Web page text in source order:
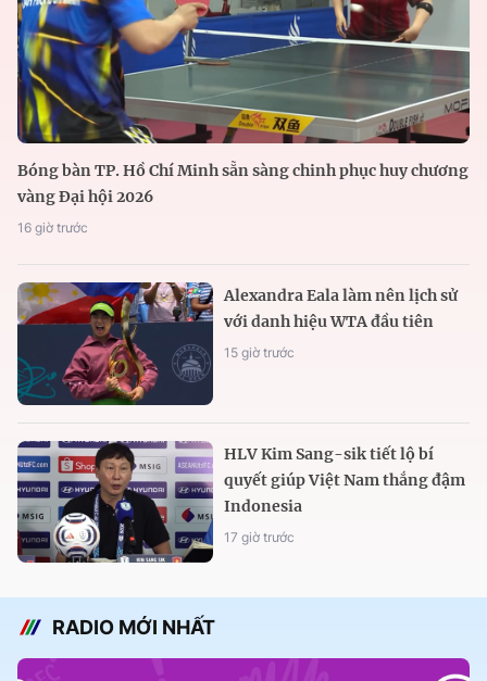
Bóng bàn TP. Hồ Chí Minh sẵn sàng chinh phục huy chương
vàng Đại hội 2026
16 giờ trước
Alexandra Eala làm nên lịch sử
với danh hiệu WTA đầu tiên
15 giờ trước
HLV Kim Sang-sik tiết lộ bí
quyết giúp Việt Nam thắng đậm
Indonesia
17 giờ trước
RADIO MỚI NHẤT